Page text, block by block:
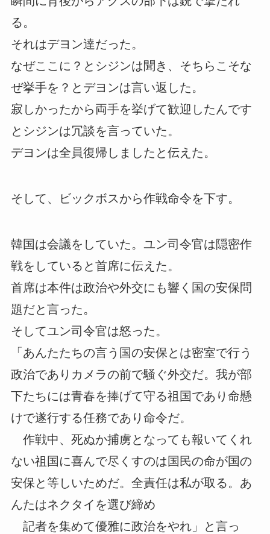
る。
それはデヨン達だった。
なぜここに？とシジンは聞き、そちらこそな
ぜ挙手を？とデヨンは言い返した。
寂しかったから両手を挙げて歓迎したんです
とシジンは冗談を言っていた。
デヨンは全員復帰しましたと伝えた。
そして、ビックボスから作戦命令を下す。
韓国は会議をしていた。ユン司令官は隠密作
戦をしていると首席に伝えた。
首席は本件は政治や外交にも響く国の安保問
題だと言った。
そしてユン司令官は怒った。
「あんたたちの言う国の安保とは密室で行う
政治でありカメラの前で騒ぐ外交だ。我が部
下たちには青春を捧げて守る祖国であり命懸
けで遂行する任務であり命令だ。
作戦中、死ぬか捕虜となっても報いてくれ
ない祖国に喜んで尽くすのは国民の命が国の
安保と等しいためだ。全責任は私が取る。あ
んたはネクタイを選び締め
記者を集めて優雅に政治をやれ」と言っ